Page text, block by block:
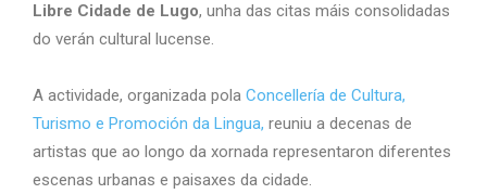
Libre Cidade de Lugo, unha das citas máis consolidadas
do verán cultural lucense.
A actividade, organizada pola Concellería de Cultura,
Turismo e Promoción da Lingua, reuniu a decenas de
artistas que ao longo da xornada representaron diferentes
escenas urbanas e paisaxes da cidade.